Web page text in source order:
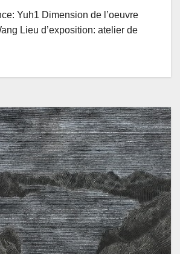
Yuh1 Dimension de l’oeuvre
Lieu d’exposition: atelier de